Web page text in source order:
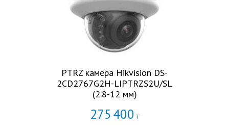
PTRZ камера Hikvision DS-
2CD2767G2H-LIPTRZS2U/SL
(2.8-12 мм)
275 400 Т